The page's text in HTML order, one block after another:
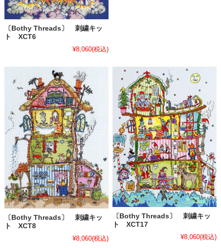
〔Bothy Threads〕 刺繍キッ
ト XCT6
¥8,060(税込)
〔Bothy Threads〕 刺繍キッ
ト XCT8
¥8,060(税込)
〔Bothy Threads〕 刺繍キッ
ト XCT17
¥8,060(税込)